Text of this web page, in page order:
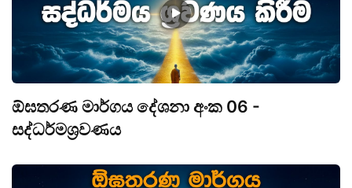
ඕඝතරණ මාර්ගය දේශනා අංක 06 -
සද්ධර්මශ්‍රවණය